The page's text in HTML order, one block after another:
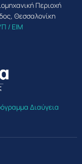
Περιοχή
Θεσσαλονίκη
/ ΕΙΜ
Διαύγεια